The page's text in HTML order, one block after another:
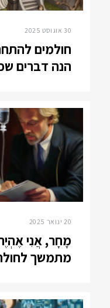
30 אוגוסט 2025
חולמים
הנה דברים
20 ינואר 2025
מָחָר, אֲנִי
מתמשך